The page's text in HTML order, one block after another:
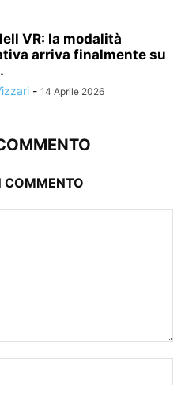
VR: la modalità
arriva finalmente su
- 14 Aprile 2026
COMMENTO